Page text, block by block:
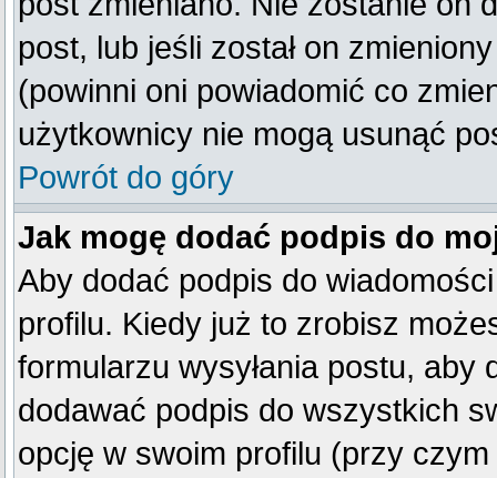
post, lub jeśli został on
(powinni oni powiadomić co
użytkownicy nie mogą usunąć
Powrót do góry
Jak mogę dodać podpis do
Aby dodać podpis do
profilu. Kiedy już to zrobisz
formularzu wysyłania postu,
dodawać podpis do wszystkich
opcję w swoim profilu (przy